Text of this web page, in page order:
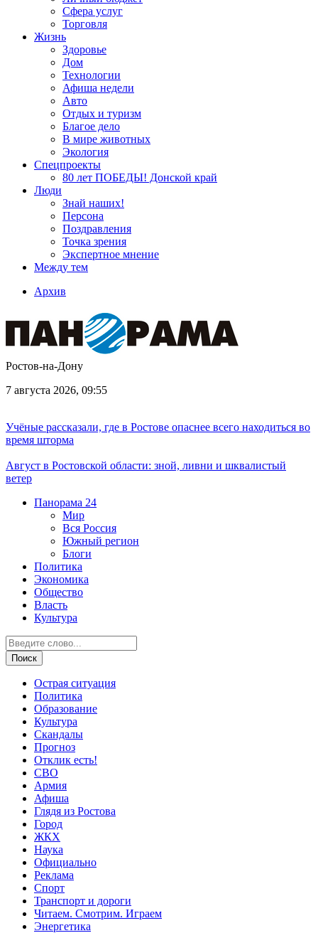
Сфера услуг
Торговля
Жизнь
Здоровье
Дом
Технологии
Афиша недели
Авто
Отдых и туризм
Благое дело
В мире животных
Экология
Спецпроекты
80 лет ПОБЕДЫ! Донской край
Люди
Знай наших!
Персона
Поздравления
Точка зрения
Экспертное мнение
Между тем
Архив
Ростов-на-Дону
7 августа 2026, 09:55
Учёные рассказали, где в Ростове опаснее всего находиться во
время шторма
Август в Ростовской области: зной, ливни и шквалистый
ветер
Панорама 24
Мир
Вся Россия
Южный регион
Блоги
Политика
Экономика
Общество
Власть
Культура
Острая ситуация
Политика
Образование
Культура
Скандалы
Прогноз
Отклик есть!
СВО
Армия
Афиша
Глядя из Ростова
Город
ЖКХ
Наука
Официально
Реклама
Спорт
Транспорт и дороги
Читаем. Смотрим. Играем
Энергетика